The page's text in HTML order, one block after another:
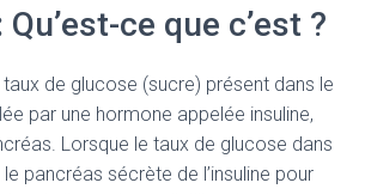
ce que c’est ?
de glucose (sucre) présent dans le
par une hormone appelée insuline,
Lorsque le taux de glucose dans
pancréas sécrète de l’insuline pour